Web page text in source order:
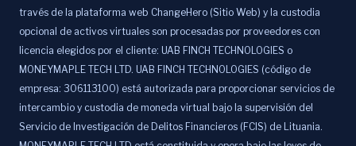
través de la plataforma web ChangeHero (Sitio Web) y la custodia
opcional de activos virtuales son procesadas por proveedores con
licencia elegidos por el cliente: UAB FINCH TECHNOLOGIES o
MONEYMAPLE TECH LTD. UAB FINCH TECHNOLOGIES (código de
empresa: 306113100) está autorizada para proporcionar servicios de
intercambio y custodia de moneda virtual bajo la supervisión del
Servicio de Investigación de Delitos Financieros (FCIS) de Lituania.